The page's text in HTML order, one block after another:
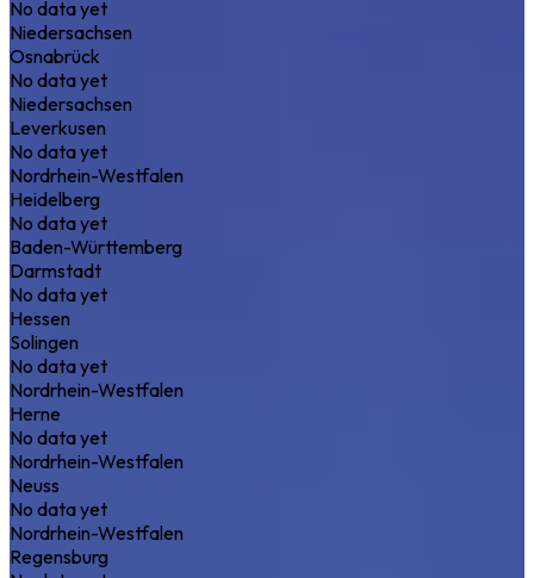
No data yet
Niedersachsen
Osnabrück
No data yet
Niedersachsen
Leverkusen
No data yet
Nordrhein-Westfalen
Heidelberg
No data yet
Baden-Württemberg
Darmstadt
No data yet
Hessen
Solingen
No data yet
Nordrhein-Westfalen
Herne
No data yet
Nordrhein-Westfalen
Neuss
No data yet
Nordrhein-Westfalen
Regensburg